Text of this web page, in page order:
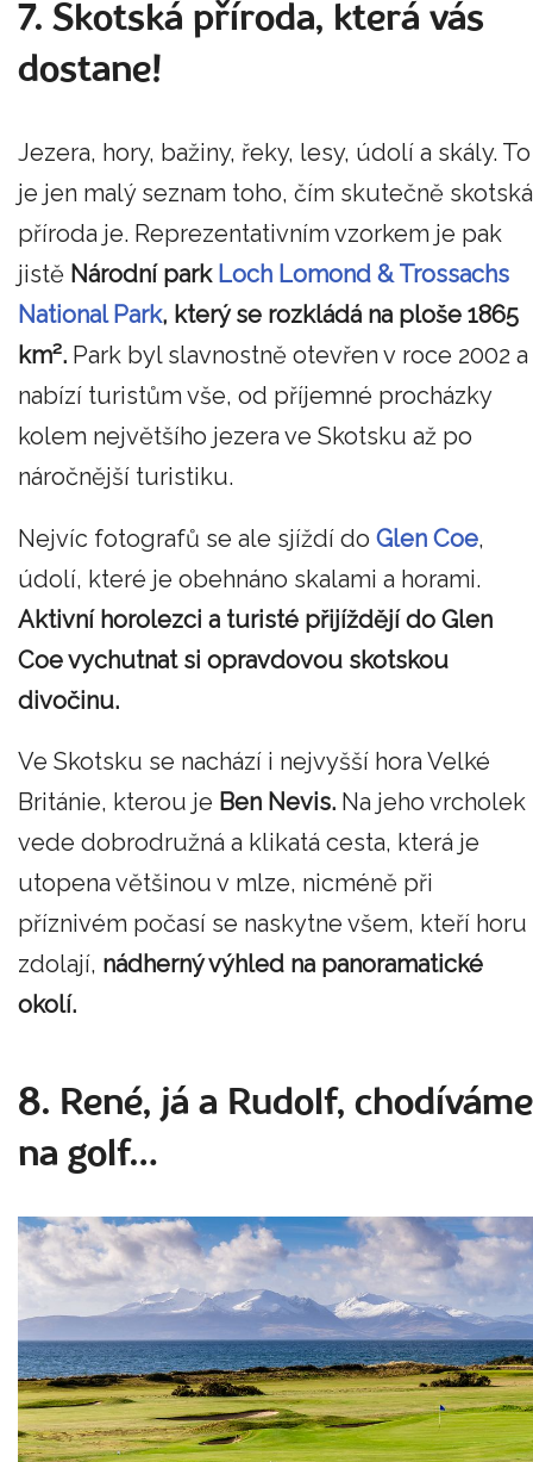
7. Skotská příroda, která vás
dostane!
Jezera, hory, bažiny, řeky, lesy, údolí a skály. To
je jen malý seznam toho, čím skutečně skotská
příroda je. Reprezentativním vzorkem je pak
jistě Národní park Loch Lomond & Trossachs
National Park, který se rozkládá na ploše 1865
km². Park byl slavnostně otevřen v roce 2002 a
nabízí turistům vše, od příjemné procházky
kolem největšího jezera ve Skotsku až po
náročnější turistiku.
Nejvíc fotografů se ale sjíždí do Glen Coe,
údolí, které je obehnáno skalami a horami.
Aktivní horolezci a turisté přijíždějí do Glen
Coe vychutnat si opravdovou skotskou
divočinu.
Ve Skotsku se nachází i nejvyšší hora Velké
Británie, kterou je Ben Nevis. Na jeho vrcholek
vede dobrodružná a klikatá cesta, která je
utopena většinou v mlze, nicméně při
příznivém počasí se naskytne všem, kteří horu
zdolají, nádherný výhled na panoramatické
okolí.
8. René, já a Rudolf, chodíváme
na golf…